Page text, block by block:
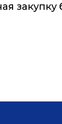
закупку